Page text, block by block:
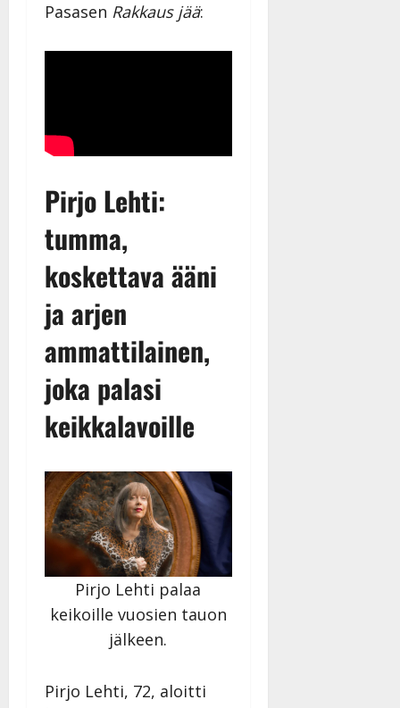
Pasasen Rakkaus jää:
Pirjo Lehti:
tumma,
koskettava ääni
ja arjen
ammattilainen,
joka palasi
keikkalavoille
Pirjo Lehti palaa
keikoille vuosien tauon
jälkeen.
Pirjo Lehti, 72, aloitti